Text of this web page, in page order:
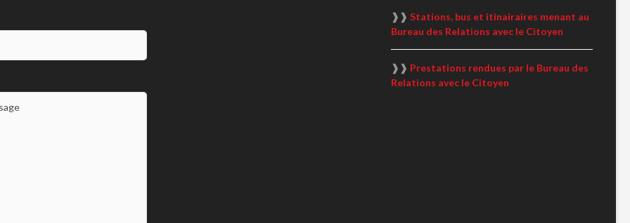
❱❱Stations, bus et itinairaires menant au
Bureau des Relations avec le Citoyen
❱❱ Prestations rendues par le Bureau des
Relations avec le Citoyen